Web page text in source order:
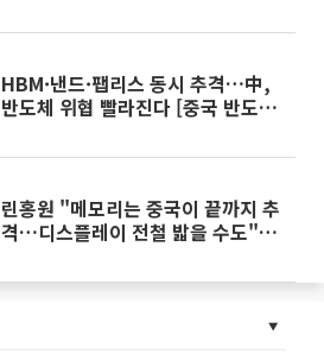
HBM·낸드·팹리스 동시 추격…中,
반도체 위협 빨라진다 [중국 반도체
린홍원 "메모리는 중국이 끝까지 추
격…디스플레이 전철 밟을 수도"